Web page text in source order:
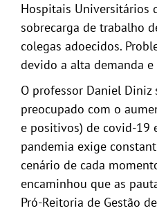
Hospitais Universitários
sobrecarga de trabalho
colegas adoecidos.
devido a alta demanda
O professor Daniel
preocupado com o
e positivos) de covid-19
pandemia exige
cenário de cada
encaminhou que as
Pró-Reitoria de Gestão